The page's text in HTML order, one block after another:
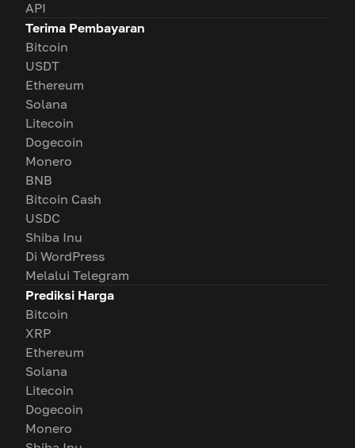
API
Terima Pembayaran
Bitcoin
USDT
Ethereum
Solana
Litecoin
Dogecoin
Monero
BNB
Bitcoin Cash
USDC
Shiba Inu
Di WordPress
Melalui Telegram
Prediksi Harga
Bitcoin
XRP
Ethereum
Solana
Litecoin
Dogecoin
Monero